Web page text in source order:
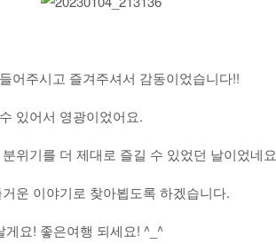
어주시고 즐겨주셔서 감동이었습니다!!
있어서 영광이었어요.
위기를 더 제대로 즐길 수 있었던 날이었네요
운 이야기로 찾아뵙도록 하겠습니다.
요! 좋은여행 되세요! ^_^